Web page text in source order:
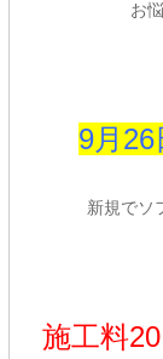
お
9月26
新規でソ
施工料